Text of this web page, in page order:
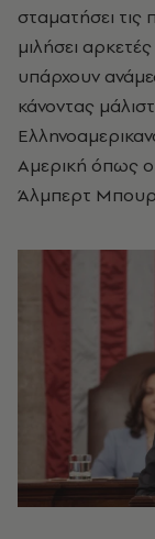
σταματήσει τις
μιλήσει
υπάρχουν
κάνοντας
Αμερική όπως
Άλμπερτ